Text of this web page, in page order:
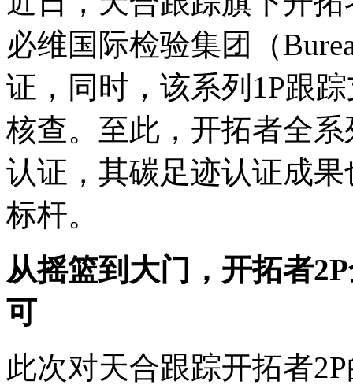
必维国际检验集团（
证，同时，该系列1P跟
核查。至此，开拓者全
认证，其碳足迹认证成
标杆。
从摇篮到大门，开拓者
可
此次对天合跟踪开拓者